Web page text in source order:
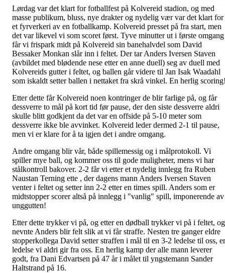
Lørdag var det klart for fotballfest på Kolvereid stadion, og med
masse publikum, bluss, nye drakter og nydelig vær var det klart for
et fyrverkeri av en fotballkamp. Kolvereid presset på fra start, men
det var likevel vi som scoret først. Tyve minutter ut i første omgang
får vi frispark midt på Kolvereid sin banehalvdel som David
Bessaker Monkan slår inn i feltet. Der tar Anders Iversen Staven
(avbildet med blødende nese etter en anne duell) seg av duell med
Kolvereids gutter i feltet, og ballen går videre til Jan Isak Waadahl
som iskaldt setter ballen i nettaket fra skrå vinkel. En herlig
Etter dette får Kolvereid noen kontringer de blir farlige på, og får
dessverre to mål på kort tid før pause, der den siste dessverre aldri
skulle blitt godkjent da det var en offside på 5-10 meter som
dessverre ikke ble avvinket. Kolvereid leder dermed 2-1 til pause,
men vi er klare for å ta igjen det i andre omgang.
Andre omgang blir vår, både spillemessig og i målprotokoll. Vi
spiller mye ball, og kommer oss til gode muligheter, mens vi har
stålkontroll bakover. 2-2 får vi etter et nydelig innlegg fra Ruben
Naustan Terning ette , der dagens mann Anders Iversen Staven
venter i feltet og setter inn 2-2 etter en times spill. Anders som er
midtstopper scorer altså på innlegg i "vanlig" spill, imponerende av
unggutten!
Etter dette trykker vi på, og etter en dødball trykker vi på i feltet, og
nevnte Anders blir felt slik at vi får straffe. Nesten tre ganger eldre
stopperkollega David setter straffen i mål til en 3-2 ledelse til oss,
ledelse vi aldri gir fra oss. En herlig kamp der alle mann leverer
godt, fra Dani Edvartsen på 47 år i målet til yngstemann Sander
Haltstrand på 16.